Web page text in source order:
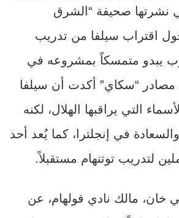
نشرتها صحيفة “الشرق
اقتراب سيلفا من تدريب
يبدو متمسكاً بمشروعه في
مصادر “سكاي” أكدت أن سيلفا
التي يراقبها الهلال، لكنه
في إنجلترا، كما يُعد أحد
لتدريب توتنهام مستقبلاً.
خان، مالك نادي فولهام، عن